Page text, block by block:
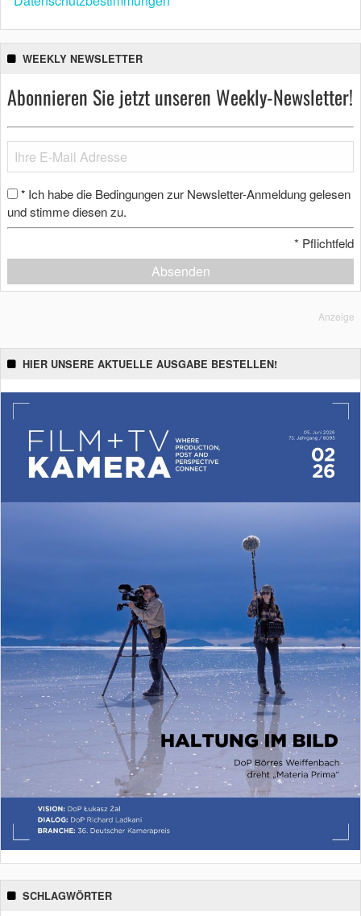
WEEKLY NEWSLETTER
Abonnieren Sie jetzt unseren Weekly-Newsletter!
* Ich habe die Bedingungen zur Newsletter-Anmeldung gelesen
und stimme diesen zu.
* Pflichtfeld
Absenden
Anzeige
HIER UNSERE AKTUELLE AUSGABE BESTELLEN!
SCHLAGWÖRTER